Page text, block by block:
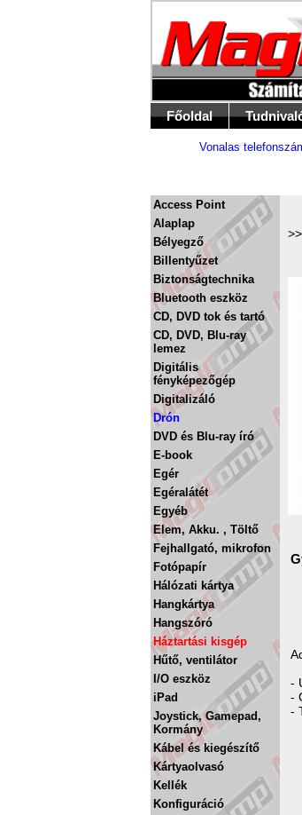
Főoldal
Vonalas
Access Point
Alaplap
Bélyegző
Billentyűzet
Biztonságtechnika
Bluetooth eszköz
CD, DVD tok és tartó
CD, DVD, Blu-ray
lemez
Digitális
fényképezőgép
Digitalizáló
Drón
DVD és Blu-ray író
E-book
Egér
Egéralátét
Egyéb
Elem, Akku. , Töltő
Fejhallgató, mikrofon
Fotópapír
Hálózati kártya
Hangkártya
Hangszóró
Háztartási kisgép
Hűtő, ventilátor
I/O eszköz
iPad
Joystick, Gamepad,
Kormány
Kábel és kiegészítő
Kártyaolvasó
Kellék
Konfiguráció
>>
-
-
-